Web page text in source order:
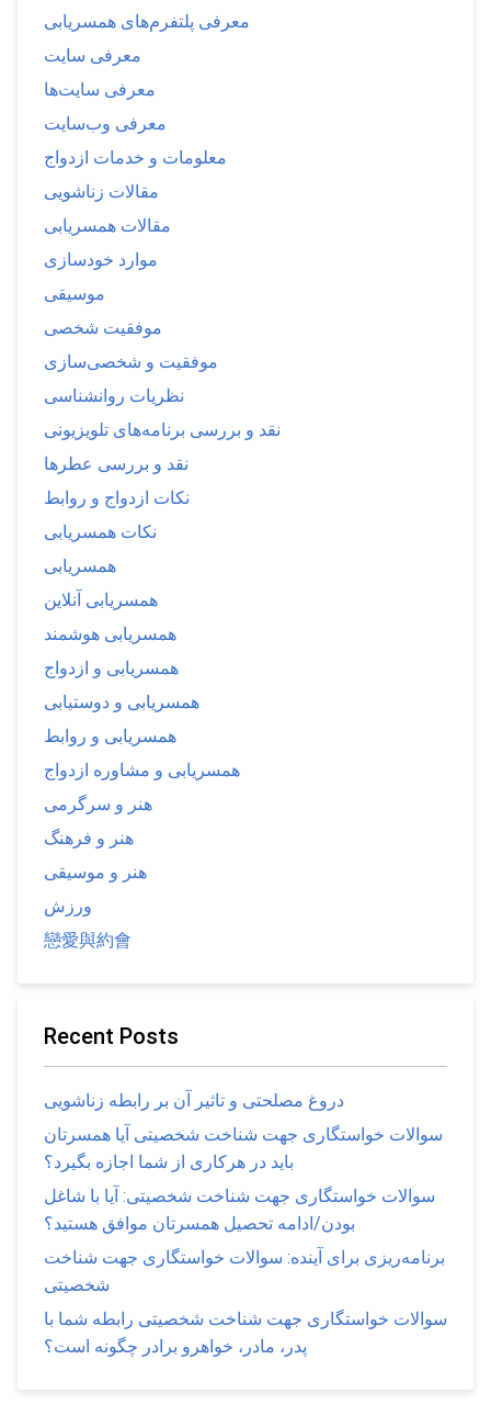
معرفی پلتفرم‌های همسریابی
معرفی سایت
معرفی سایت‌ها
معرفی وب‌سایت
معلومات و خدمات ازدواج
مقالات زناشویی
مقالات همسریابی
موارد خودسازی
موسیقی
موفقیت شخصی
موفقیت و شخصی‌سازی
نظریات روانشناسی
نقد و بررسی برنامه‌های تلویزیونی
نقد و بررسی عطرها
نکات ازدواج و روابط
نکات همسریابی
همسریابی
همسریابی آنلاین
همسریابی هوشمند
همسریابی و ازدواج
همسریابی و دوستیابی
همسریابی و روابط
همسریابی و مشاوره ازدواج
هنر و سرگرمی
هنر و فرهنگ
هنر و موسیقی
ورزش
戀愛與約會
Recent Posts
دروغ مصلحتی و تاثیر آن بر رابطه زناشویی
سوالات خواستگاری جهت شناخت شخصیتی آیا همسرتان
باید در هرکاری از شما اجازه بگیرد؟
سوالات خواستگاری جهت شناخت شخصیتی: آیا با شاغل
بودن/ادامه تحصیل همسرتان موافق هستید؟
برنامه‌ریزی برای آینده: سوالات خواستگاری جهت شناخت
شخصیتی
سوالات خواستگاری جهت شناخت شخصیتی رابطه شما با
پدر، مادر، خواهرو برادر چگونه است؟